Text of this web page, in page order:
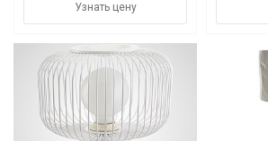
Узнать цену